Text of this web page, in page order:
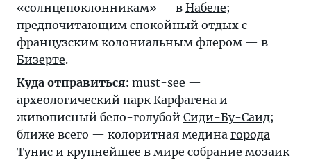
«солнцепоклонникам» — в Набеле;
предпочитающим спокойный отдых с
французским колониальным флером — в
Бизерте.
Куда отправиться: must-see —
археологический паркКарфагена и
живописный бело-голубой Сиди-Бу-Саид;
ближе всего — колоритная медина города
Тунис и крупнейшее в мире собрание мозаик